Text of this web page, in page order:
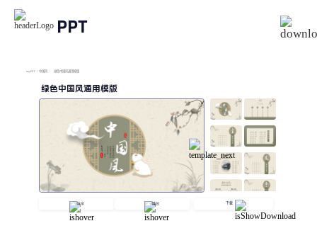
PPT
imyPPT / 中国风 / 绿色中国风通用模版
绿色中国风通用模版
分享 播放 下载